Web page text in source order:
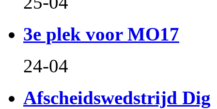
3e plek voor MO17
24-04
Afscheidswedstrijd Dig